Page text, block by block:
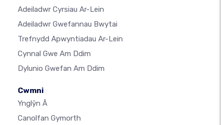
Adeiladwr Cyrsiau Ar-Lein
Adeiladwr Gwefannau Bwytai
Trefnydd Apwyntiadau Ar-Lein
Cynnal Gwe Am Ddim
Dylunio Gwefan Am Ddim
Cwmni
Ynglŷn Â
Canolfan Gymorth